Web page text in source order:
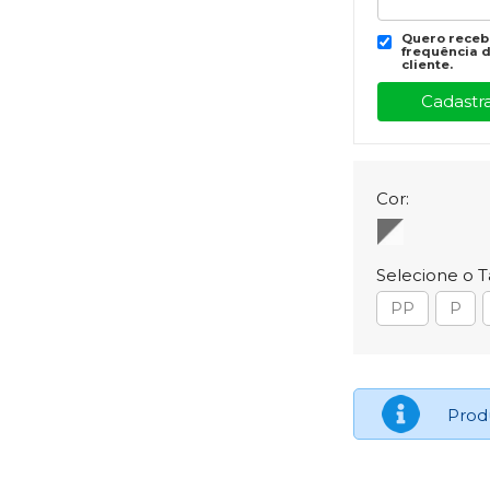
Quero
frequência
cliente.
Cor:
Selecione o
PP
P